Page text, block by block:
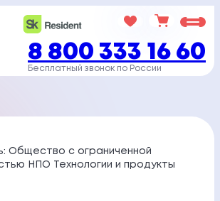
8 800 333 16 60
Бесплатный звонок по России
Общество с ограниченной
НПО Технологии и продукты